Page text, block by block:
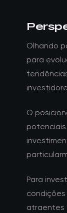
Olhando
para
O
Para
atraentes